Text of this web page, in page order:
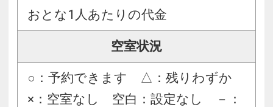
おとな1人あたりの代金
空室状況
○：予約できます △：残りわずか
×：空室なし 空白：設定なし －：